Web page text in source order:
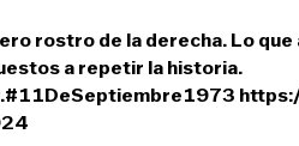
rostro de la derecha. Lo que
a repetir la historia.
#11DeSeptiembre1973